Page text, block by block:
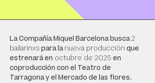
La Compañía Miquel Barcelona busca2
bailarinxs para lanueva producción que
estrenará en octubre de 2025 en
coproducción con el Teatro de
Tarragona y el Mercado de las flores.